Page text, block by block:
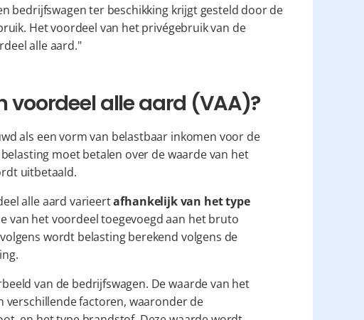
bedrijfswagen ter beschikking krijgt gesteld door de
Het voordeel van het privégebruik van de
alle aard."
voordeel alle aard (VAA)?
als een vorm van belastbaar inkomen voor de
moet betalen over de waarde van het
uitbetaald.
alle aard varieert afhankelijk van het type
van het voordeel toegevoegd aan het bruto
wordt belasting berekend volgens de
van de bedrijfswagen. De waarde van het
verschillende factoren, waaronder de